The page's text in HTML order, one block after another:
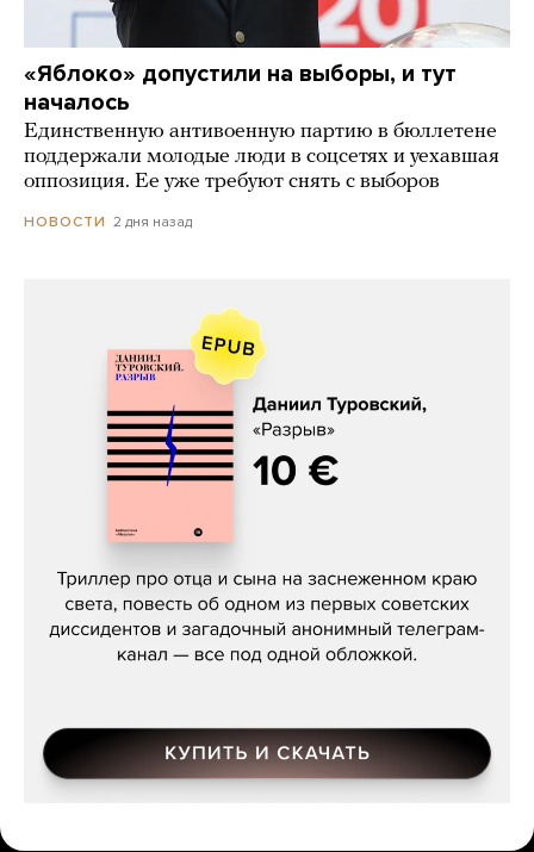
«Яблоко» допустили на выборы, и тут
началось
Единственную антивоенную партию в бюллетене
поддержали молодые люди в соцсетях и уехавшая
оппозиция. Ее уже требуют снять с выборов
НОВОСТИ 2 дня назад
Даниил Туровский, «Разрыв»